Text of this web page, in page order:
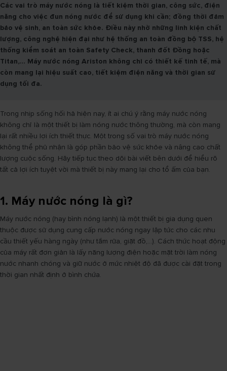
Các vai trò máy nước nóng là tiết kiệm thời gian, công sức, điện
năng cho việc đun nóng nước để sử dụng khi cần; đồng thời đảm
bảo vệ sinh, an toàn sức khỏe. Điều này nhờ những linh kiện chất
lượng, công nghệ hiện đại như hệ thống an toàn đồng bộ TSS, hệ
thống kiểm soát an toàn Safety Check, thanh đốt Đồng hoặc
Titan,... Máy nước nóng Ariston không chỉ có thiết kế tinh tế, mà
còn mang lại hiệu suất cao, tiết kiệm điện năng và thời gian sử
dụng tối đa.
Trong nhịp sống hối hả hiện nay, ít ai chú ý rằng máy nước nóng
không chỉ là một thiết bị làm nóng nước thông thường, mà còn mang
lại rất nhiều lợi ích thiết thực. Một trong số vai trò máy nước nóng
không thể phủ nhận là góp phần bảo vệ sức khỏe và nâng cao chất
lượng cuộc sống. Hãy tiếp tục theo dõi bài viết bên dưới để hiểu rõ
tất cả lợi ích tuyệt vời mà thiết bị này mang lại cho tổ ấm của bạn.
1. Máy nước nóng là gì?
Máy nước nóng (hay bình nóng lạnh) là một thiết bị gia dụng quen
thuộc được sử dụng cung cấp nước nóng ngay lập tức cho các nhu
cầu thiết yếu hàng ngày (như tắm rửa, giặt đồ,...). Cách thức hoạt động
của máy rất đơn giản là lấy năng lượng điện hoặc mặt trời làm nóng
nước nhanh chóng và giữ nước ở mức nhiệt độ đã được cài đặt trong
thời gian nhất định ở bình chứa.